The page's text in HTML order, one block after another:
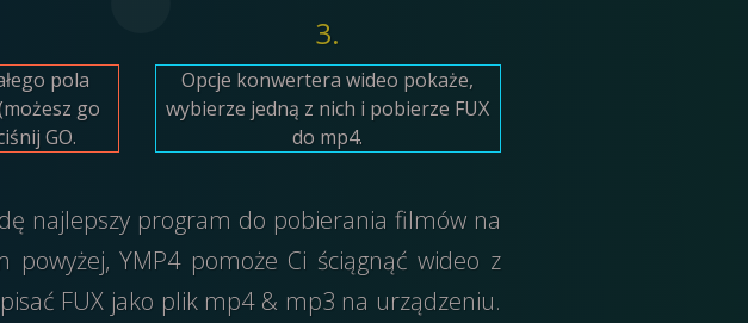
pola
go
GO.
3.
Opcje konwertera wideo pokaże,
wybierze jedną z nich i pobierze FUX
do mp4.
najlepszy program do pobierania filmów na
YMP4 pomoże Ci ściągnąć wideo z
FUX jako plik mp4 & mp3 na urządzeniu.